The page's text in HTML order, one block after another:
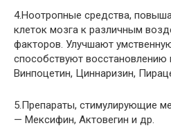
4.Ноотропные средства,
клеток мозга к различным
факторов. Улучшают
способствуют
Винпоцетин, Циннаризин,
5.Препараты, стимулирующие
— Мексифин, Актовегин и др.